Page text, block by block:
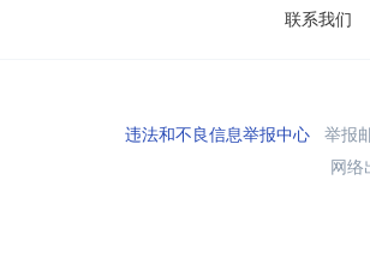
联系我们
违法和不良信息举报中心举报
网